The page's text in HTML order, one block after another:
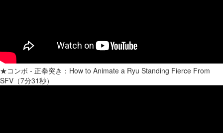
★コンボ - 正拳突き：How to Animate a Ryu Standing Fierce From
SFV（7分31秒）